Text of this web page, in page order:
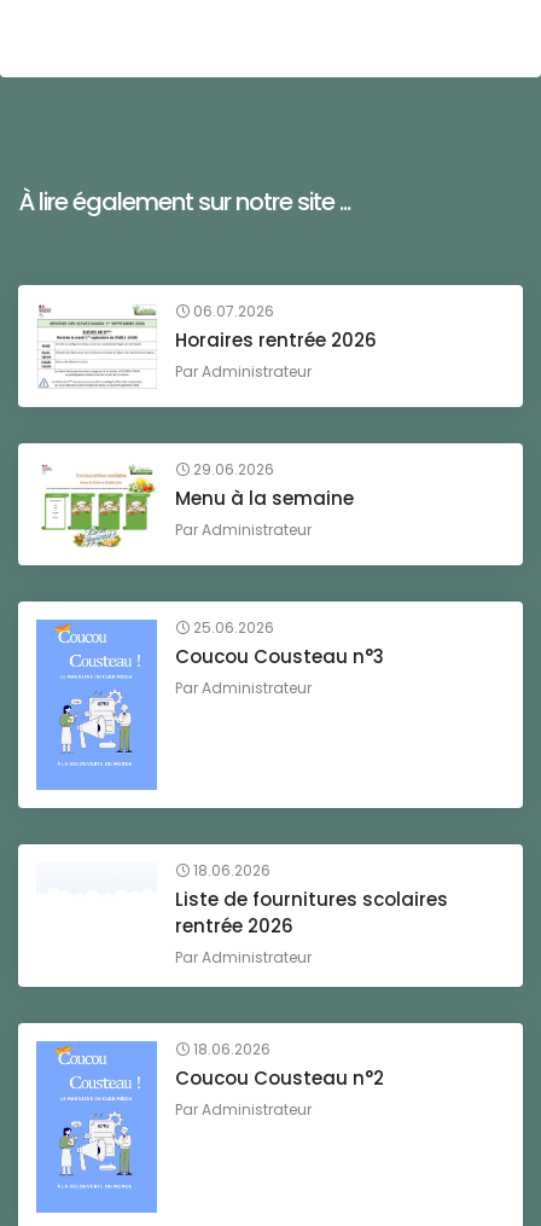
À lire également sur notre site ...
06.07.2026
Horaires rentrée 2026
ParAdministrateur
29.06.2026
Menu à la semaine
ParAdministrateur
25.06.2026
Coucou Cousteau n°3
ParAdministrateur
18.06.2026
Liste de fournitures scolaires
rentrée 2026
ParAdministrateur
18.06.2026
Coucou Cousteau n°2
ParAdministrateur